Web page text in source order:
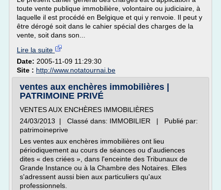
toute vente publique immobilière, volontaire ou judiciaire, à
laquelle il est procédé en Belgique et qui y renvoie. Il peut y
être dérogé soit dans le cahier spécial des charges de la
vente, soit dans son...
Lire la suite
Date: 2005-11-09 11:29:30
Site : http://www.notatournai.be
ventes aux enchères immobilières |
PATRIMOINE PRIVÉ
VENTES AUX ENCHÈRES IMMOBILIÈRES
24/03/2013 | Classé dans: IMMOBILIER | Publié par:
patrimoineprive
Les ventes aux enchères immobilières ont lieu
périodiquement au cours de séances ou d'audiences
dites « des criées », dans l'enceinte des Tribunaux de
Grande Instance ou à la Chambre des Notaires. Elles
s'adressent aussi bien aux particuliers qu'aux
professionnels.